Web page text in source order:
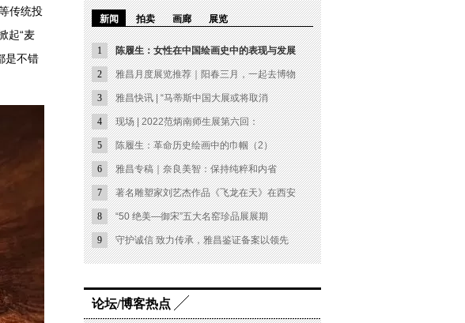
传统投
起“麦
是不错
新闻 拍卖 画廊 展览
1 陈履生：女性在中国绘画史中的表现与发展
2 雅昌月度展览推荐｜阳春三月，一起去博物
3 雅昌快讯 | “马蒂斯中国大展或将取消
4 现场 | 2022范炳南师生展第六回：
5 陈履生：革命历史绘画中的巾帼（2）
6 雅昌专稿｜奈良美智：保持纯粹和内省
7 著名雕塑家刘艺杰作品《飞龙在天》在西安
8 “50 绝美—御宋”五大名窑珍品展展期
9 守护诚信 致力传承，雅昌鉴证备案以领先
论坛/博客热点